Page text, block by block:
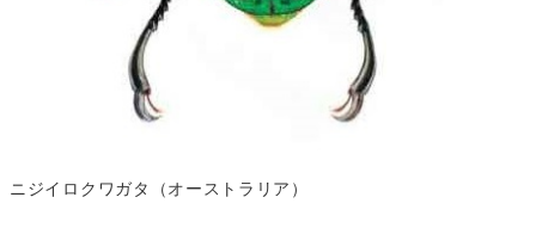
ニジイロクワガタ（オーストラリア）